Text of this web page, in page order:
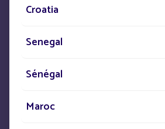
satisfacer sus
Croatia
Senegal
Sénégal
Maroc